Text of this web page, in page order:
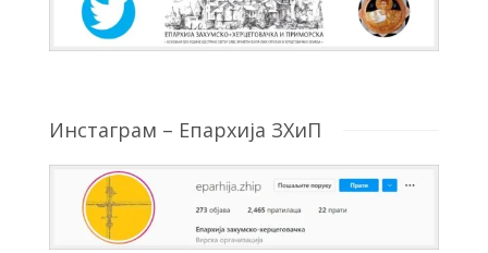
Инстаграм – Епархија ЗХиП